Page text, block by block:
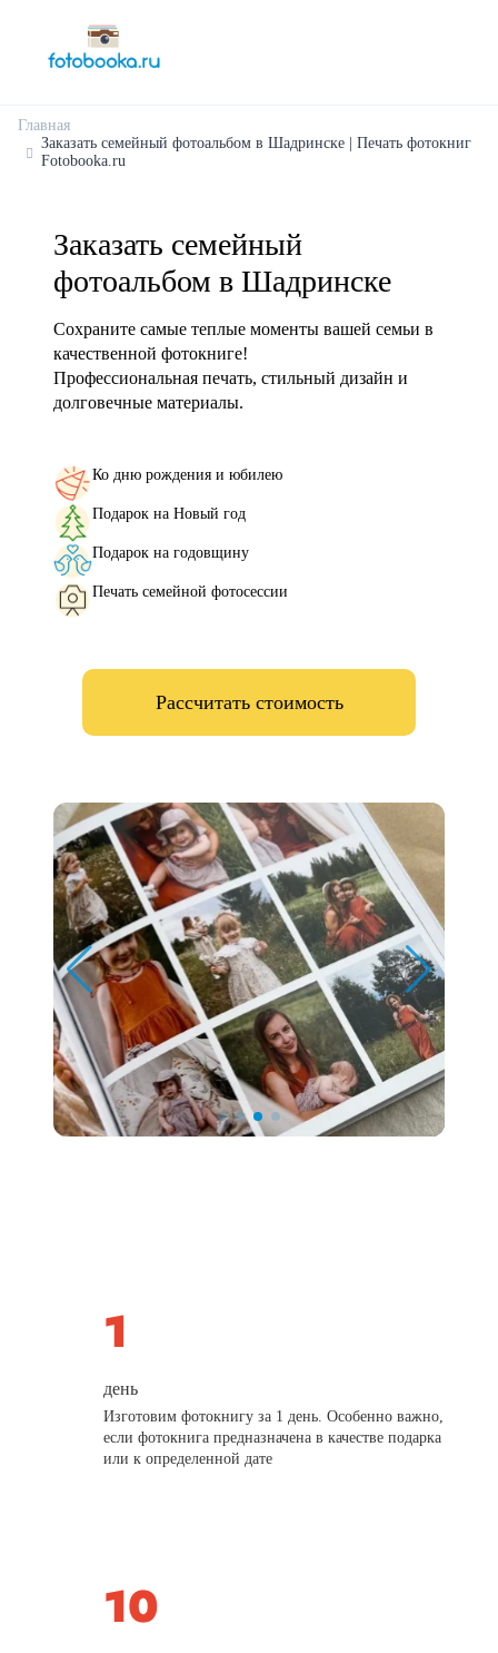
Главная
Заказать семейный фотоальбом в Шадринске | Печать фотокниг
Fotobooka.ru
Заказать семейный
фотоальбом в Шадринске
Сохраните самые теплые моменты вашей семьи в
качественной фотокниге!
Профессиональная печать, стильный дизайн и
долговечные материалы.
Ко дню рождения и юбилею
Подарок на Новый год
Подарок на годовщину
Печать семейной фотосессии
Рассчитать стоимость
день
Изготовим фотокнигу за 1 день. Особенно важно,
если фотокнига предназначена в качестве подарка
или к определенной дате